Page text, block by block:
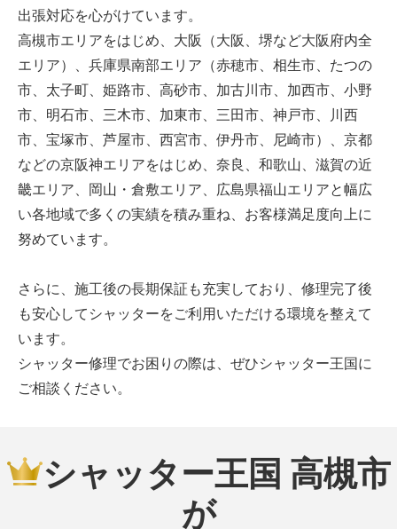
出張対応を心がけています。
高槻市エリアをはじめ、大阪（大阪、堺など大阪府内全
エリア）、兵庫県南部エリア（赤穂市、相生市、たつの
市、太子町、姫路市、高砂市、加古川市、加西市、小野
市、明石市、三木市、加東市、三田市、神戸市、川西
市、宝塚市、芦屋市、西宮市、伊丹市、尼崎市）、京都
などの京阪神エリアをはじめ、奈良、和歌山、滋賀の近
畿エリア、岡山・倉敷エリア、広島県福山エリアと幅広
い各地域で多くの実績を積み重ね、お客様満足度向上に
努めています。
さらに、施工後の長期保証も充実しており、修理完了後
も安心してシャッターをご利用いただける環境を整えて
います。
シャッター修理でお困りの際は、ぜひシャッター王国に
ご相談ください。
シャッター王国 高槻市
が